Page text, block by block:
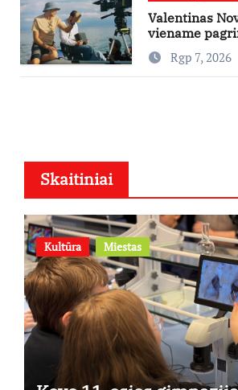
Valentinas
viename
vaidmenų
„Nugalėtoja“:
teatruose –
Rgp 7, 2026
Skaitiniai
Kultūra Miestas